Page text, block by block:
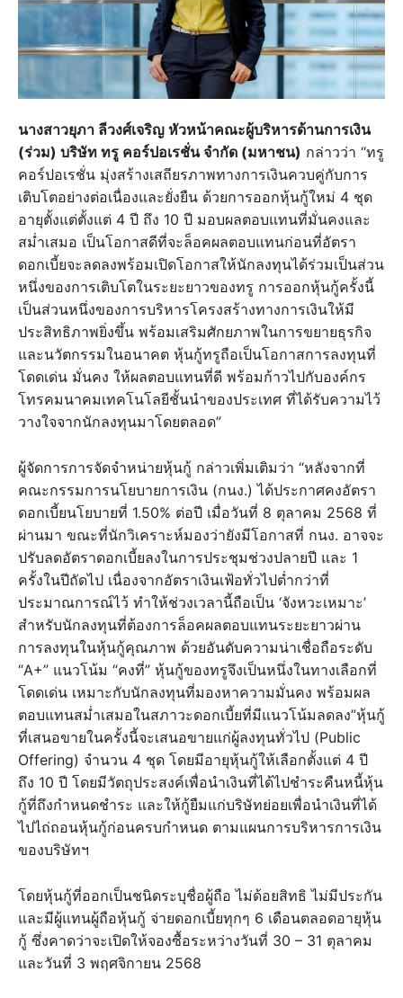
นางสาวยุภา ลีวงศ์เจริญ หัวหน้าคณะผู้บริหารด้านการเงิน
(ร่วม) บริษัท ทรู คอร์ปอเรชั่น จำกัด (มหาชน) กล่าวว่า “ทรู
คอร์ปอเรชั่น มุ่งสร้างเสถียรภาพทางการเงินควบคู่กับการ
เติบโตอย่างต่อเนื่องและยั่งยืน ด้วยการออกหุ้นกู้ใหม่ 4 ชุด
อายุตั้งแต่ตั้งแต่ 4 ปี ถึง 10 ปี มอบผลตอบแทนที่มั่นคงและ
สม่ำเสมอ เป็นโอกาสดีที่จะล็อคผลตอบแทนก่อนที่อัตรา
ดอกเบี้ยจะลดลงพร้อมเปิดโอกาสให้นักลงทุนได้ร่วมเป็นส่วน
หนึ่งของการเติบโตในระยะยาวของทรู การออกหุ้นกู้ครั้งนี้
เป็นส่วนหนึ่งของการบริหารโครงสร้างทางการเงินให้มี
ประสิทธิภาพยิ่งขึ้น พร้อมเสริมศักยภาพในการขยายธุรกิจ
และนวัตกรรมในอนาคต หุ้นกู้ทรูถือเป็นโอกาสการลงทุนที่
โดดเด่น มั่นคง ให้ผลตอบแทนที่ดี พร้อมก้าวไปกับองค์กร
โทรคมนาคมเทคโนโลยีชั้นนำของประเทศ ที่ได้รับความไว้
วางใจจากนักลงทุนมาโดยตลอด”
ผู้จัดการการจัดจำหน่ายหุ้นกู้ กล่าวเพิ่มเติมว่า “หลังจากที่
คณะกรรมการนโยบายการเงิน (กนง.) ได้ประกาศคงอัตรา
ดอกเบี้ยนโยบายที่ 1.50% ต่อปี เมื่อวันที่ 8 ตุลาคม 2568 ที่
ผ่านมา ขณะที่นักวิเคราะห์มองว่ายังมีโอกาสที่ กนง. อาจจะ
ปรับลดอัตราดอกเบี้ยลงในการประชุมช่วงปลายปี และ 1
ครั้งในปีถัดไป เนื่องจากอัตราเงินเฟ้อทั่วไปต่ำกว่าที่
ประมาณการณ์ไว้ ทำให้ช่วงเวลานี้ถือเป็น ‘จังหวะเหมาะ’
สำหรับนักลงทุนที่ต้องการล็อคผลตอบแทนระยะยาวผ่าน
การลงทุนในหุ้นกู้คุณภาพ ด้วยอันดับความน่าเชื่อถือระดับ
“A+” แนวโน้ม “คงที่” หุ้นกู้ของทรูจึงเป็นหนึ่งในทางเลือกที่
โดดเด่น เหมาะกับนักลงทุนที่มองหาความมั่นคง พร้อมผล
ตอบแทนสม่ำเสมอในสภาวะดอกเบี้ยที่มีแนวโน้มลดลง”หุ้นกู้
ที่เสนอขายในครั้งนี้จะเสนอขายแก่ผู้ลงทุนทั่วไป (Public
Offering) จำนวน 4 ชุด โดยมีอายุหุ้นกู้ให้เลือกตั้งแต่ 4 ปี
ถึง 10 ปี โดยมีวัตถุประสงค์เพื่อนำเงินที่ได้ไปชำระคืนหนี้หุ้น
กู้ที่ถึงกำหนดชำระ และให้กู้ยืมแก่บริษัทย่อยเพื่อนำเงินที่ได้
ไปไถ่ถอนหุ้นกู้ก่อนครบกำหนด ตามแผนการบริหารการเงิน
ของบริษัทฯ
โดยหุ้นกู้ที่ออกเป็นชนิดระบุชื่อผู้ถือ ไม่ด้อยสิทธิ ไม่มีประกัน
และมีผู้แทนผู้ถือหุ้นกู้ จ่ายดอกเบี้ยทุกๆ 6 เดือนตลอดอายุหุ้น
กู้ ซึ่งคาดว่าจะเปิดให้จองซื้อระหว่างวันที่ 30 – 31 ตุลาคม
และวันที่ 3 พฤศจิกายน 2568